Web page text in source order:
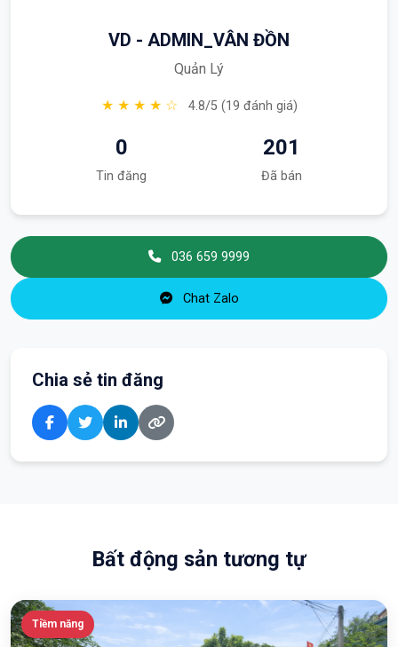
VD - ADMIN_VÂN ĐỒN
Quản Lý
★ ★ ★ ★ ☆ 4.8/5 (19 đánh giá)
0
Tin đăng
201
Đã bán
036 659 9999
Chat Zalo
Chia sẻ tin đăng
Bất động sản tương tự
Tiềm năng